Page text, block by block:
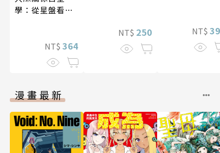
學：從星盤看見
NT$ 364
NT$ 250 NT$
漫畫最新